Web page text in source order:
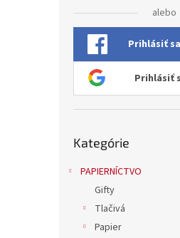
alebo
Prihlásiť
Prihlásiť
kategórie
Kategórie
PAPIERNÍCTVO
Gifty
Tlačivá
Papier